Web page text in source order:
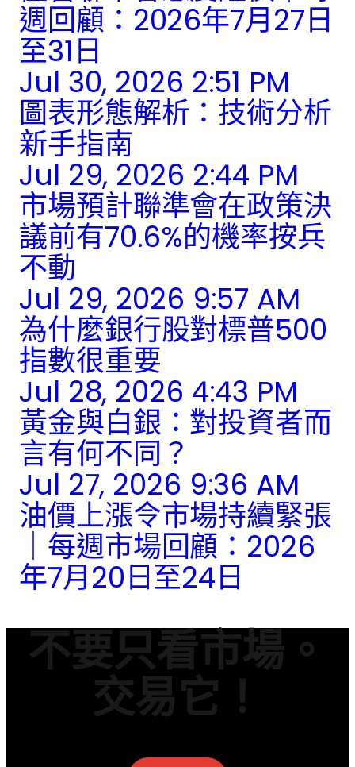
週回顧：2026年7月27日
至31日
Jul 30, 2026 2:51 PM
圖表形態解析：技術分析
新手指南
Jul 29, 2026 2:44 PM
市場預計聯準會在政策決
議前有70.6%的機率按兵
不動
Jul 29, 2026 9:57 AM
為什麼銀行股對標普500
指數很重要
Jul 28, 2026 4:43 PM
黃金與白銀：對投資者而
言有何不同？
Jul 27, 2026 9:36 AM
油價上漲令市場持續緊張
｜每週市場回顧：2026
年7月20日至24日
不要只看市場。
交易它！